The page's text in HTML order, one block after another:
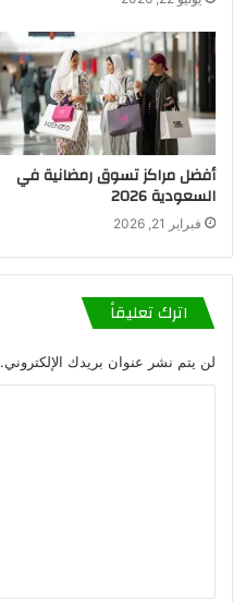
أفضل مراكز تسوق رمضانية في
السعودية 2026
فبراير 21, 2026
اترك تعليقاً
لن يتم نشر عنوان بريدك الإلكتروني.